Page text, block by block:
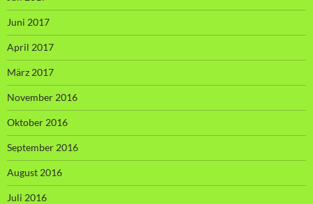
Juni 2017
April 2017
März 2017
November 2016
Oktober 2016
September 2016
August 2016
Juli 2016